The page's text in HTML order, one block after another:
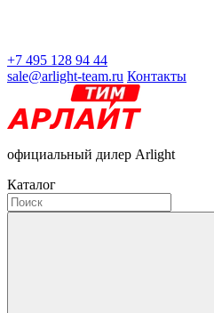
+7 495 128 94 44
sale@arlight-team.ru Контакты
официальный дилер Arlight
Каталог